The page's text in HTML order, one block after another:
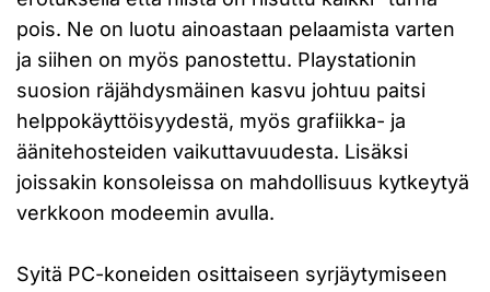
pois. Ne on luotu ainoastaan pelaamista varten
ja siihen on myös panostettu. Playstationin
suosion räjähdysmäinen kasvu johtuu paitsi
helppokäyttöisyydestä, myös grafiikka- ja
äänitehosteiden vaikuttavuudesta. Lisäksi
joissakin konsoleissa on mahdollisuus kytkeytyä
verkkoon modeemin avulla.
Syitä PC-koneiden osittaiseen syrjäytymiseen